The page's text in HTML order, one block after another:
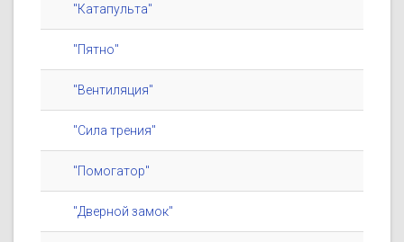
"Катапульта"
"Пятно"
"Вентиляция"
"Сила трения"
"Помогатор"
"Дверной замок"